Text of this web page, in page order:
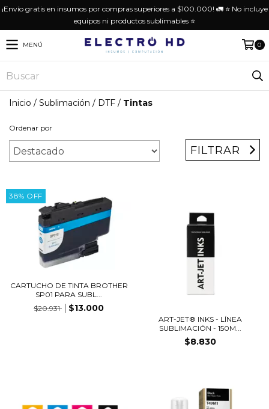
¡Envío gratis en insumos por compras superiores a $100.000! 🚛 ⭐️ No incluye
equipos ni productos sublimables ⭐️
MENÚ 0
Inicio / Sublimación / DTF / Tintas
Ordenar por
FILTRAR
38% OFF
CARTUCHO DE TINTA BROTHER
SP01 PARA SUBL...
$20.931
$13.000
ART-JET® INKS - LÍNEA
SUBLIMACIÓN - 150M...
$8.830